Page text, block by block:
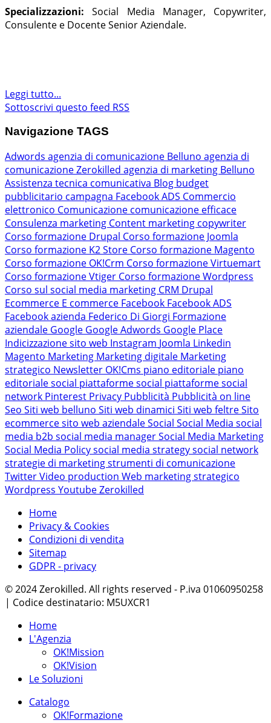
Specializzazioni:Social Media Manager, Copywriter,
Consulente e Docente Senior Aziendale.
Leggi tutto...
Sottoscrivi questo feed RSS
Navigazione TAGS
Adwords agenzia di comunicazione Belluno agenzia di
comunicazione Zerokilled agenzia di marketing Belluno
Assistenza tecnica comunicativa Blog budget
pubblicitario campagna Facebook ADS Commercio
elettronico Comunicazione comunicazione efficace
Consulenza marketing Content marketing copywriter
Corso formazione Drupal Corso formazione Joomla
Corso formazione K2 Store Corso formazione Magento
Corso formazione OK!Crm Corso formazione Virtuemart
Corso formazione Vtiger Corso formazione Wordpress
Corso sul social media marketing CRM Drupal
Ecommerce E commerce Facebook Facebook ADS
Facebook azienda Federico Di Giorgi Formazione
aziendale Google Google Adwords Google Place
Indicizzazione sito web Instagram Joomla Linkedin
Magento Marketing Marketing digitale Marketing
strategico Newsletter OK!Cms piano editoriale piano
editoriale social piattaforme social piattaforme social
network Pinterest Privacy Pubblicità Pubblicità on line
Seo Siti web belluno Siti web dinamici Siti web feltreSito
ecommercesito web aziendaleSocial Social Media social
media b2b social media managerSocial Media Marketing
Social Media Policysocial media strategysocial network
strategie di marketingstrumenti di comunicazione
TwitterVideo production Web marketing strategico
Wordpress YoutubeZerokilled
Home
Privacy & Cookies
Condizioni di vendita
Sitemap
GDPR - privacy
© 2024 Zerokilled. All rights reserved - P.iva 01060950258
| Codice destinatario: M5UXCR1
Home
L'Agenzia
OK!Mission
OK!Vision
Le Soluzioni
Catalogo
OK!Formazione